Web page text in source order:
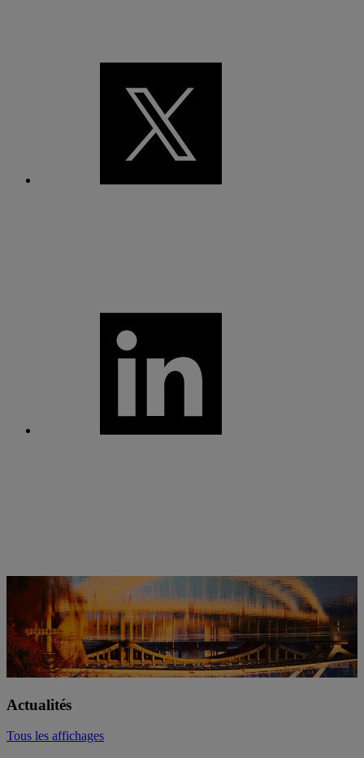
Actualités
Tous les affichages